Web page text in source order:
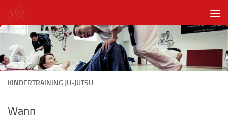
Unter dem Inhalt
KINDERTRAINING JU-JUTSU
Wann